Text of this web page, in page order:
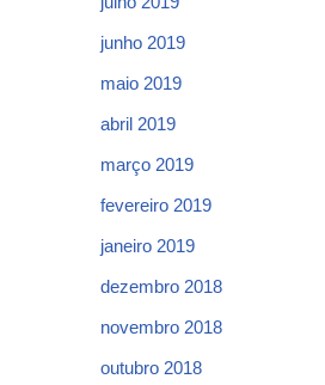
junho 2019
maio 2019
abril 2019
março 2019
fevereiro 2019
janeiro 2019
dezembro 2018
novembro 2018
outubro 2018